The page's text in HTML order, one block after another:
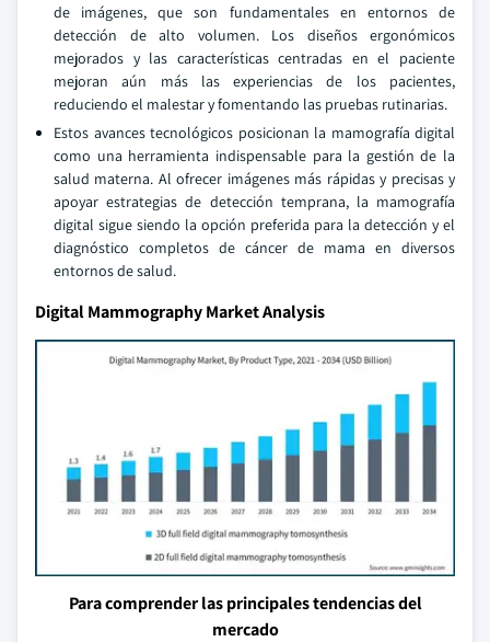
de imágenes, que son fundamentales en entornos de
detección de alto volumen. Los diseños ergonómicos
mejorados y las características centradas en el paciente
mejoran aún más las experiencias de los pacientes,
reduciendo el malestar y fomentando las pruebas rutinarias.
Estos avances tecnológicos posicionan la mamografía digital
como una herramienta indispensable para la gestión de la
salud materna. Al ofrecer imágenes más rápidas y precisas y
apoyar estrategias de detección temprana, la mamografía
digital sigue siendo la opción preferida para la detección y el
diagnóstico completos de cáncer de mama en diversos
entornos de salud.
Digital Mammography Market Analysis
Para comprender las principales tendencias del
mercado